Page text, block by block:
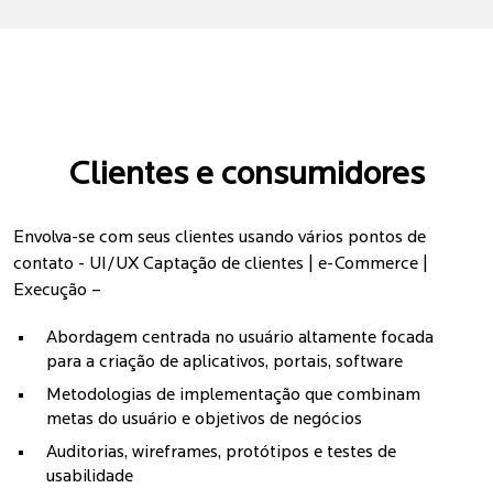
Clientes e consumidores
Envolva-se com seus clientes usando vários pontos de
contato - UI/UX Captação de clientes | e-Commerce |
Execução –
Abordagem centrada no usuário altamente focada
para a criação de aplicativos, portais, software
Metodologias de implementação que combinam
metas do usuário e objetivos de negócios
Auditorias, wireframes, protótipos e testes de
usabilidade